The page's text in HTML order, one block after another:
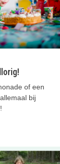
of een
bij
de Zwijger